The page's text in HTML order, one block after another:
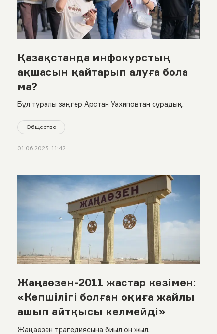
Қазақстанда инфокурстың
ақшасын қайтарып алуға бола
ма?
Бұл туралы заңгер Арстан Уахиповтан сұрадық.
Общество
01.06.2023, 11:42
Жаңаөзен-2011 жастар көзімен:
«Көпшілігі болған оқиға жайлы
ашып айтқысы келмейді»
Жаңаөзен трагедиясына биыл он жыл.